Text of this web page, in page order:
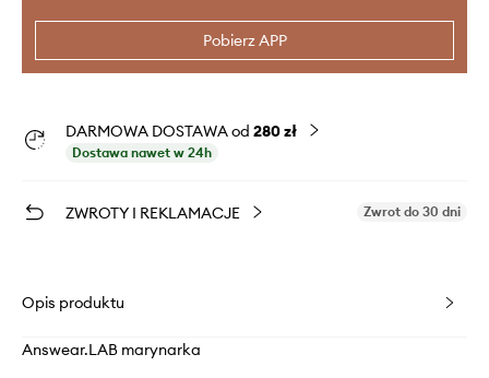
Pobierz APP
DARMOWA DOSTAWA od 280 zł
Dostawa nawet w 24h
ZWROTY I REKLAMACJE Zwrot do 30 dni
Opis produktu
Answear.LAB marynarka